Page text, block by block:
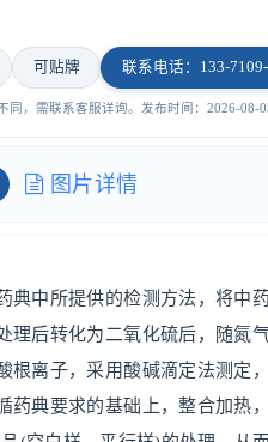
可贴牌 联系电话：133-
同，需联系客服详询。发布时间：2026-08-
图片详情
典中所提供的检测方法，将中
理后转化为二氧化硫后，随氮
根离子，采用酸碱滴定法测定
药典要求的基础上，整合加热